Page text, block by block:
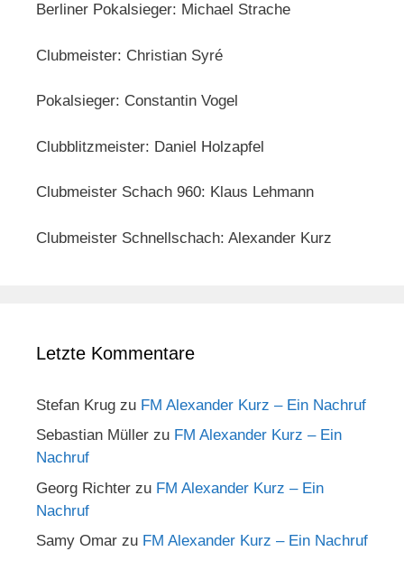
Berliner Pokalsieger: Michael Strache
Clubmeister: Christian Syré
Pokalsieger: Constantin Vogel
Clubblitzmeister: Daniel Holzapfel
Clubmeister Schach 960: Klaus Lehmann
Clubmeister Schnellschach: Alexander Kurz
Letzte Kommentare
Stefan Krug zu FM Alexander Kurz – Ein Nachruf
Sebastian Müller zu FM Alexander Kurz – Ein
Nachruf
Georg Richter zu FM Alexander Kurz – Ein
Nachruf
Samy Omar zu FM Alexander Kurz – Ein Nachruf